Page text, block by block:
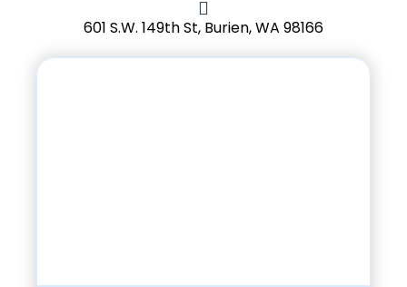
601 S.W. 149th St, Burien, WA 98166